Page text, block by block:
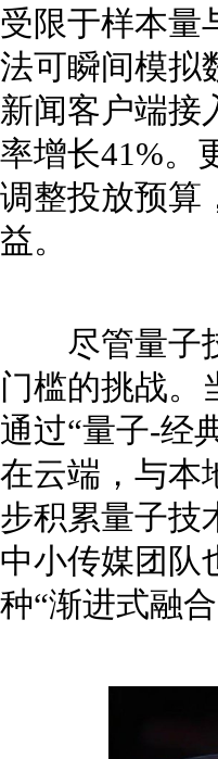
受限于样本量
法可瞬间模拟
新闻客户端接
率增长41%。
调整投放预算
益。
尽管量子技
门槛的挑战。
通过“量子-经
在云端，与本
步积累量子技
中小传媒团队
种“渐进式融